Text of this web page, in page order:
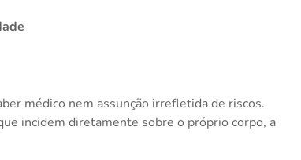
médico nem assunção irrefletida de riscos.
incidem diretamente sobre o próprio corpo, a